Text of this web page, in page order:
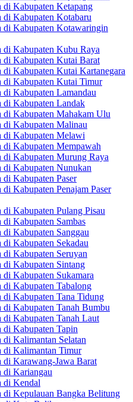
di Kabupaten Ketapang
di Kabupaten Kotabaru
di Kabupaten Kotawaringin
di Kabupaten Kubu Raya
di Kabupaten Kutai Barat
Kabupaten Kutai Kartanegara
di Kabupaten Kutai Timur
Kabupaten Lamandau
di Kabupaten Landak
di Kabupaten Mahakam Ulu
di Kabupaten Malinau
di Kabupaten Melawi
di Kabupaten Mempawah
di Kabupaten Murung Raya
di Kabupaten Nunukan
Kabupaten Paser
Kabupaten Penajam Paser
Kabupaten Pulang Pisau
Kabupaten Sambas
Kabupaten Sanggau
Kabupaten Sekadau
Kabupaten Seruyan
di Kabupaten Sintang
Kabupaten Sukamara
di Kabupaten Tabalong
di Kabupaten Tana Tidung
Kabupaten Tanah Bumbu
di Kabupaten Tanah Laut
di Kabupaten Tapin
Kalimantan Selatan
di Kalimantan Timur
di Karawang-Jawa Barat
di Kariangau
di Kendal
di Kepulauan Bangka Belitung